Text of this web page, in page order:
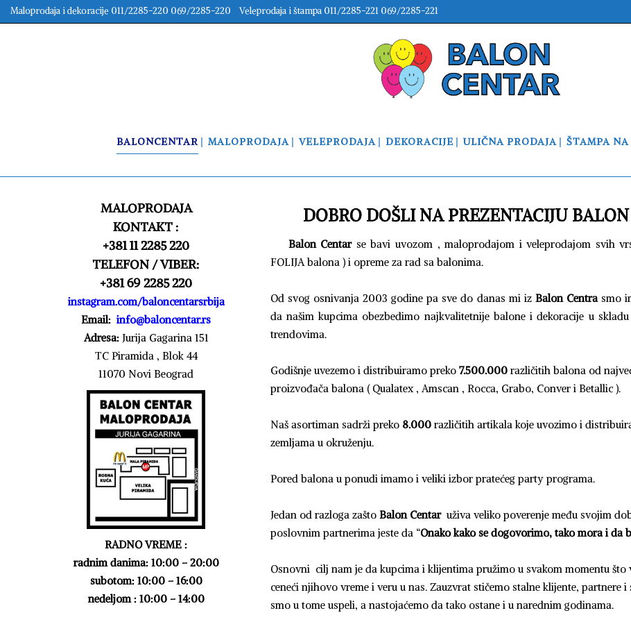
Maloprodaja i dekoracije 011/2285-220 069/2285-220 Veleprodaja i štampa 011/2285-221 069/2285-221
BALONCENTAR MALOPRODAJA VELEPRODAJA DEKORACIJE ULIČNA PRODAJA ŠTAMPA
MALOPRODAJA
KONTAKT :
+381 11 2285 220
TELEFON / VIBER:
+381 69 2285 220
instagram.com/baloncentarsrbija
Email: info@baloncentar.rs
Adresa: Jurija Gagarina 151
TC Piramida , Blok 44
11070 Novi Beograd
RADNO VREME :
radnim danima: 10:00 – 20:00
subotom: 10:00 – 16:00
nedeljom : 10:00 – 14:00
DOBRO DOŠLI NA PREZENTACIJU
Balon Centarse bavi uvozom , maloprodajom i veleprodajom svih
FOLIJA balona ) i opreme za rad sa balonima.
Od svog osnivanja 2003 godine pa sve do danas mi iz Balon Centrasmo
da našim kupcima obezbedimo najkvalitetnije balone i dekoracije u
trendovima.
Godišnje uvezemo i distribuiramo preko 7.500.000različitih balona od
proizvođača balona ( Qualatex , Amscan , Rocca, Grabo, Conver i Betallic ).
Naš asortiman sadrži preko 8.000različitih artikala koje uvozimo i
zemljama u okruženju.
Pored balona u ponudi imamo i veliki izbor pratećeg party programa.
Jedan od razloga zašto Balon Centaruživa veliko poverenje među svojim
poslovnim partnerima jeste da “Onako kako se dogovorimo, tako mora i da
Osnovni cilj nam je da kupcima i klijentima pružimo u svakom momentu što
ceneći njihovo vreme i veru u nas. Zauzvrat stičemo stalne klijente, partnere i
smo u tome uspeli, a nastojaćemo da tako ostane i u narednim godinama.